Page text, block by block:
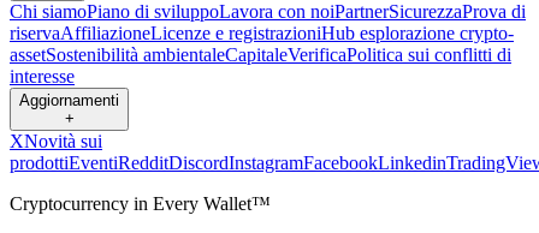
Chi siamoPiano di sviluppoLavora con noiPartnerSicurezzaProva di
riservaAffiliazioneLicenze e registrazioniHub esplorazione crypto-
assetSostenibilità ambientaleCapitaleVerificaPolitica sui conflitti di
interesse
Aggiornamenti
+
XNovità sui
prodottiEventiRedditDiscordInstagramFacebookLinkedin
Cryptocurrency in Every Wallet™